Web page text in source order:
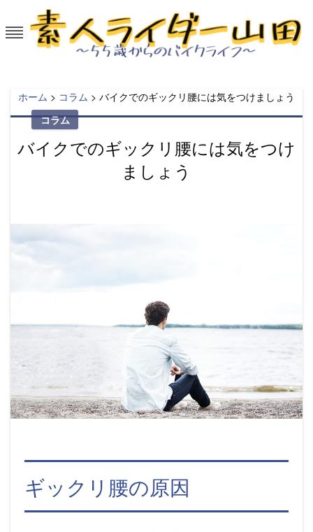
to
content
クライフ
ホーム > コラム > バイクでのギックリ腰には気をつけましょう
バイクでのギックリ腰には気をつけ
ましょう
コラム
ギックリ腰の原因